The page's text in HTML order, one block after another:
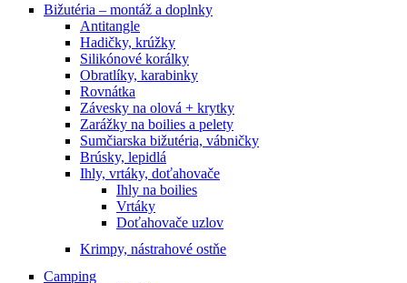
Bižutéria – montáž a doplnky
Antitangle
Hadičky, krúžky
Silikónové korálky
Obratlíky, karabinky
Rovnátka
Závesky na olová + krytky
Zarážky na boilies a pelety
Sumčiarska bižutéria, vábničky
Brúsky, lepidlá
Ihly, vrtáky, doťahovače
Ihly na boilies
Vrtáky
Doťahovače uzlov
Krimpy, nástrahové ostňe
Camping